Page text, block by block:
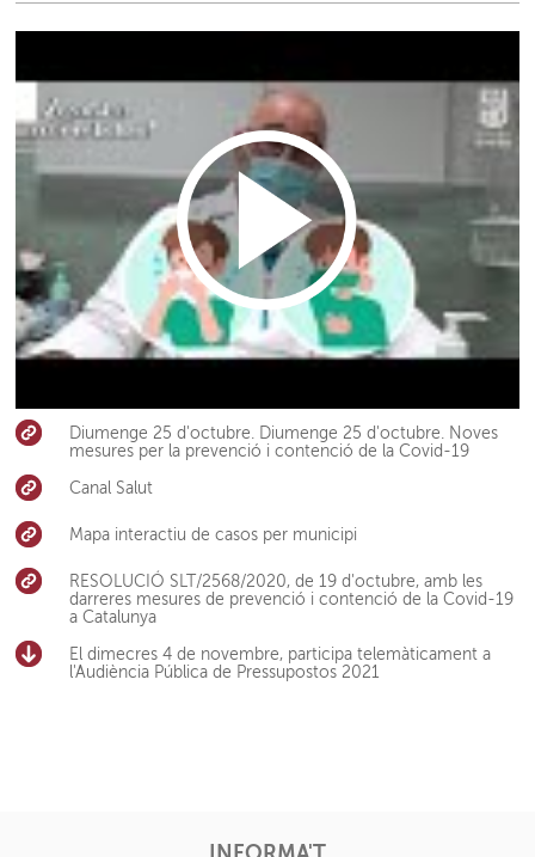
Diumenge 25 d'octubre. Diumenge 25 d'octubre. Noves
mesures per la prevenció i contenció de la Covid-19
Canal Salut
Mapa interactiu de casos per municipi
RESOLUCIÓ SLT/2568/2020, de 19 d'octubre, amb les
darreres mesures de prevenció i contenció de la Covid-19
a Catalunya
El dimecres 4 de novembre, participa telemàticament a
l'Audiència Pública de Pressupostos 2021